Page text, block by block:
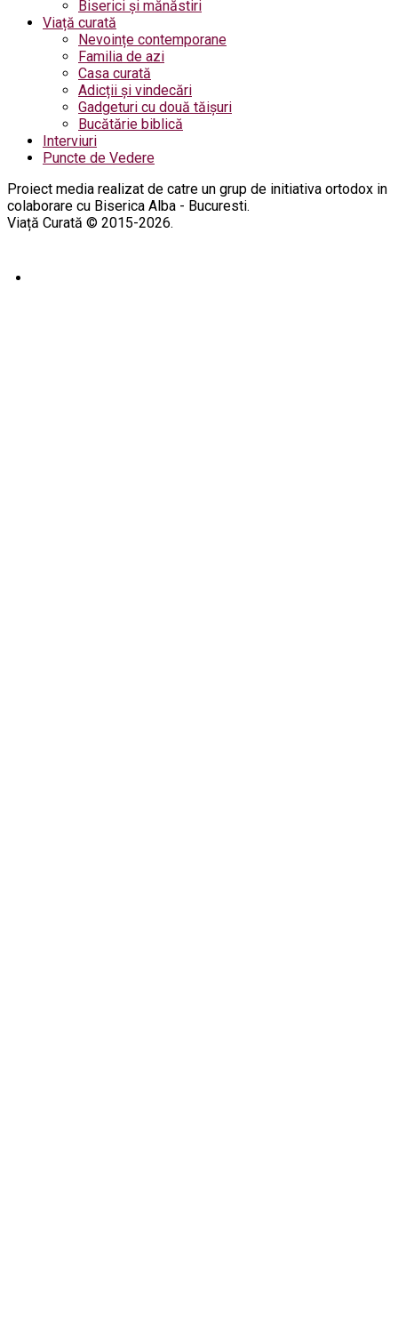
Biserici și mănăstiri
Viață curată
Nevoințe contemporane
Familia de azi
Casa curată
Adicții și vindecări
Gadgeturi cu două tăișuri
Bucătărie biblică
Interviuri
Puncte de Vedere
Proiect media realizat de catre un grup de initiativa ortodox in
colaborare cu Biserica Alba - Bucuresti.
Viață Curată © 2015-2026.